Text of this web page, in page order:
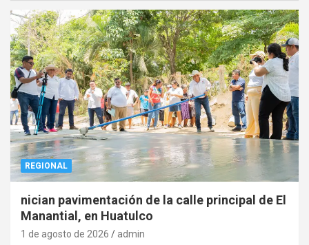
REGIONAL
nician pavimentación de la calle principal de El
Manantial, en Huatulco
1 de agosto de 2026 admin